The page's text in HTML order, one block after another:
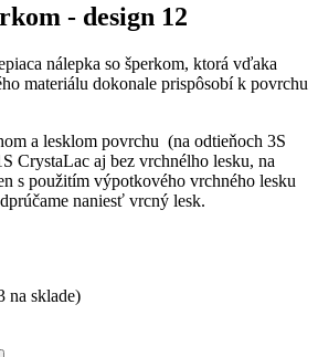
- design 12
nálepka so šperkom, ktorá vďaka
materiálu dokonale prispôsobí k povrchu
a lesklom povrchu (na odtieňoch 3S
CrystaLac aj bez vrchnélho lesku, na
s použitím výpotkového vrchného lesku
naniesť vrcný lesk.
na sklade)